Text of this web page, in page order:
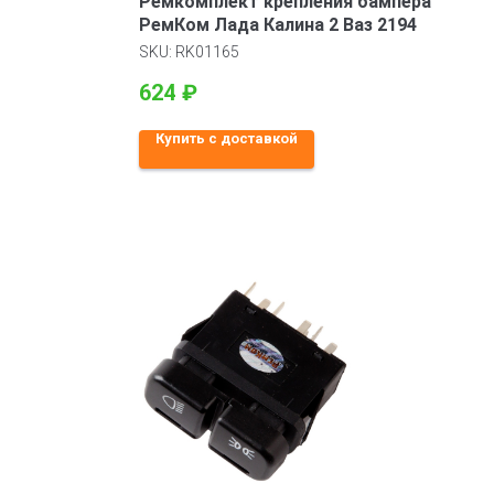
РемКом Лада Калина 2 Ваз 2194
SKU: RK01165
624 ₽
Купить с доставкой